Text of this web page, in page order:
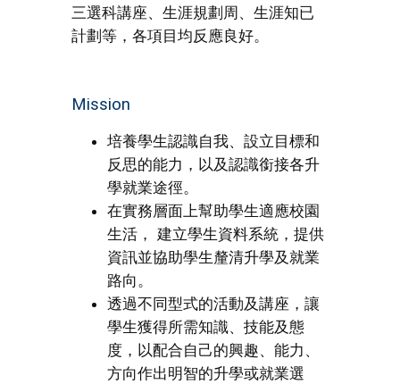
三選科講座、生涯規劃周、生涯知已
計劃等，各項目均反應良好。
Mission
培養學生認識自我、設立目標和
反思的能力，以及認識銜接各升
學就業途徑。
在實務層面上幫助學生適應校園
生活， 建立學生資料系統，提供
資訊並協助學生釐清升學及就業
路向。
透過不同型式的活動及講座，讓
學生獲得所需知識、技能及態
度，以配合自己的興趣、能力、
方向作出明智的升學或就業選